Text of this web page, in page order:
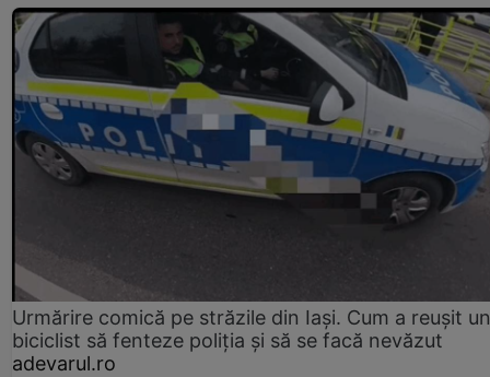
Urmărire comică pe străzile din Iași. Cum a reușit un
biciclist să fenteze poliția și să se facă nevăzut
adevarul.ro